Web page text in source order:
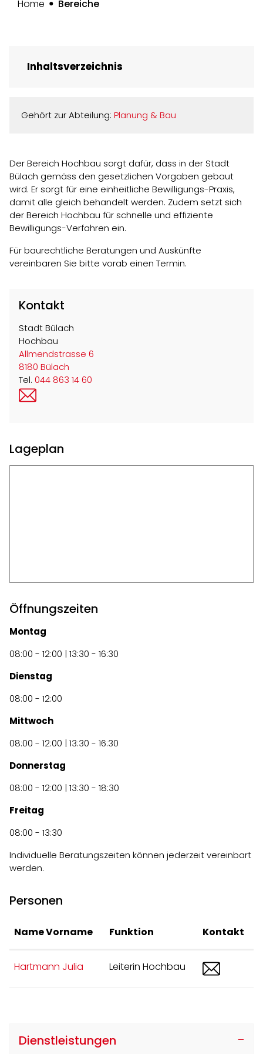
Home Bereiche(ausgewählt)
Inhaltsverzeichnis
Gehört zur Abteilung: Planung & Bau
Der Bereich Hochbau sorgt dafür, dass in der Stadt
Bülach gemäss den gesetzlichen Vorgaben gebaut
wird. Er sorgt für eine einheitliche Bewilligungs-Praxis,
damit alle gleich behandelt werden. Zudem setzt sich
der Bereich Hochbau für schnelle und effiziente
Bewilligungs-Verfahren ein.
Für baurechtliche Beratungen und Auskünfte
vereinbaren Sie bitte vorab einen Termin.
Kontakt
Stadt Bülach
Hochbau
Allmendstrasse 6
8180 Bülach
Tel. 044 863 14 60
bau@buelach.ch
Lageplan
Öffnungszeiten
Montag
08:00 - 12:00 | 13:30 - 16:30
Dienstag
08:00 - 12:00
Mittwoch
08:00 - 12:00 | 13:30 - 16:30
Donnerstag
08:00 - 12:00 | 13:30 - 18:30
Freitag
08:00 - 13:30
Individuelle Beratungszeiten können jederzeit vereinbart
werden.
Personen
Name Vorname Funktion Kontakt
Hartmann Julia Leiterin Hochbau
Dienstleistungen